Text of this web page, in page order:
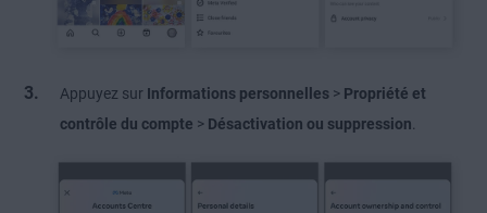
Appuyez sur Informations personnelles > Propriété et
contrôle du compte > Désactivation ou suppression